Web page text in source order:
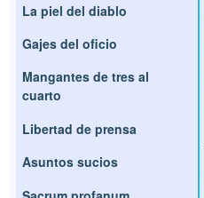
La piel del diablo
Gajes del oficio
Mangantes de tres al
cuarto
Libertad de prensa
Asuntos sucios